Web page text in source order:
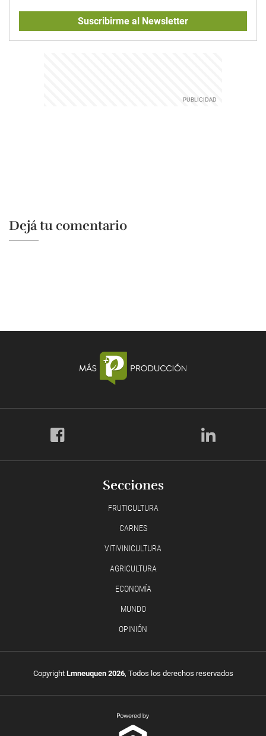
Suscribirme al Newsletter
Dejá tu comentario
Secciones
FRUTICULTURA
CARNES
VITIVINICULTURA
AGRICULTURA
ECONOMÍA
MUNDO
OPINIÓN
Copyright Lmneuquen 2026, Todos los derechos reservados